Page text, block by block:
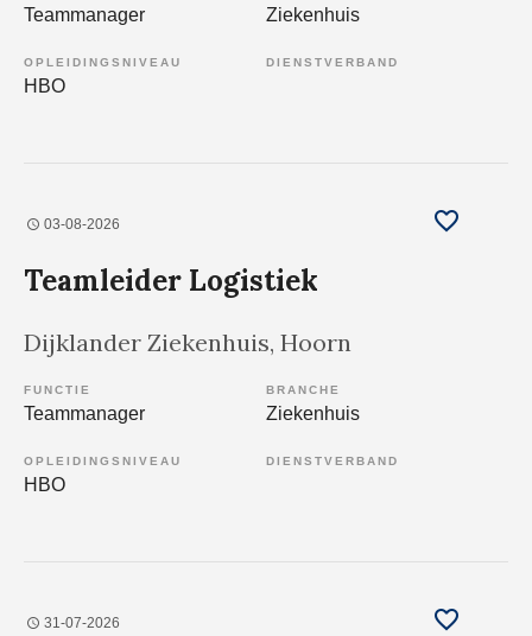
Teammanager Ziekenhuis
OPLEIDINGSNIVEAU
HBO
DIENSTVERBAND
03-08-2026
Teamleider Logistiek
Dijklander Ziekenhuis, Hoorn
FUNCTIE
Teammanager
BRANCHE
Ziekenhuis
OPLEIDINGSNIVEAU
HBO
DIENSTVERBAND
31-07-2026